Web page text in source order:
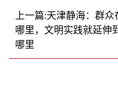
上一篇:天津静海：群众
哪里，文明实践就延伸
哪里